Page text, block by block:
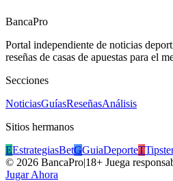
BancaPro
Portal independiente de noticias
reseñas de casas de apuestas para el
Secciones
NoticiasGuíasReseñasAnálisis
Sitios hermanos
EEstrategiasBetGGuiaDeporteT
© 2026 BancaPro|18+ Juega
Jugar Ahora